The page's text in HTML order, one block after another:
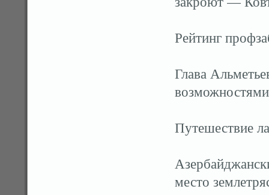
Рейтинг
Глава
Путешествие
место